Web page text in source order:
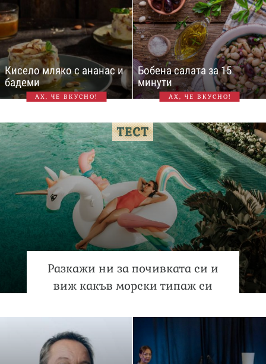
Кисело мляко с ананас и
бадеми
АХ, ЧЕ ВКУСНО!
Бобена салата за 15
минути
АХ, ЧЕ ВКУСНО!
Разкажи ни за почивката си и
виж какъв морски типаж си